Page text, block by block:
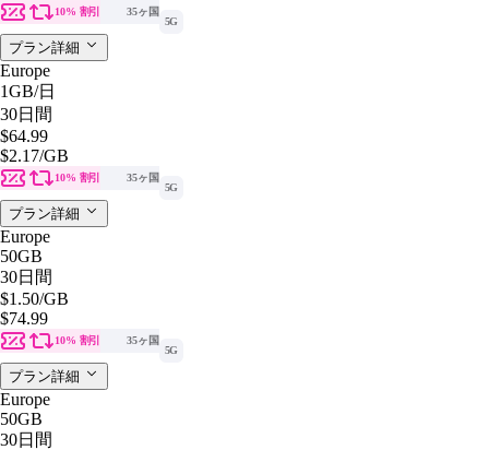
10% 割引
35ヶ国
5G
プラン詳細
Europe
1GB/日
30日間
$64.99
$2.17/GB
10% 割引
35ヶ国
5G
プラン詳細
Europe
50GB
30日間
$1.50/GB
$74.99
10% 割引
35ヶ国
5G
プラン詳細
Europe
50GB
30日間